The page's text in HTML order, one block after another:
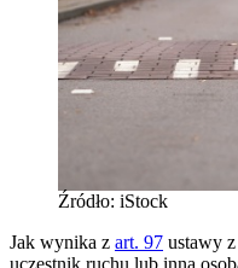
Źródło: iStock
Jak wynika z art. 97 ustawy
uczestnik ruchu lub inna